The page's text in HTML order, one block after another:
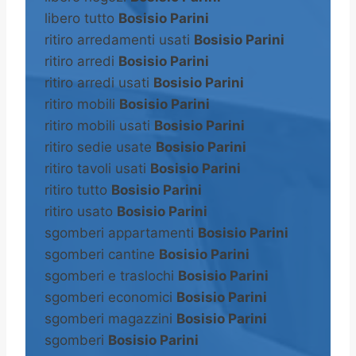
libero tutto Bosisio Parini
ritiro arredamenti usati Bosisio Parini
ritiro arredi Bosisio Parini
ritiro arredi usati Bosisio Parini
ritiro mobili Bosisio Parini
ritiro mobili usati Bosisio Parini
ritiro sedie usate Bosisio Parini
ritiro tavoli usati Bosisio Parini
ritiro tutto Bosisio Parini
ritiro usato Bosisio Parini
sgomberi appartamenti Bosisio Parini
sgomberi cantine Bosisio Parini
sgomberi e traslochi Bosisio Parini
sgomberi economici Bosisio Parini
sgomberi magazzini Bosisio Parini
sgomberi Bosisio Parini